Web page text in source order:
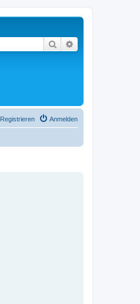
Suche
Anmelden
Registrieren